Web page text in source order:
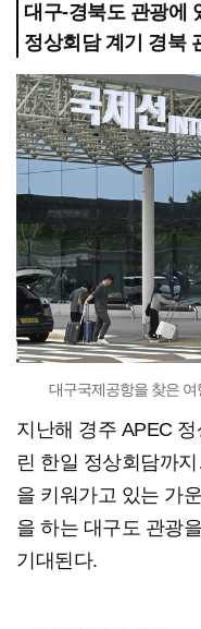
대구-경북도 관광에
정상회담 계기 경북
대구국제공항을 찾은 여
지난해 경주 APEC
린 한일 정상회담까
을 키워가고 있는 가
을 하는 대구도 관광
기대된다.